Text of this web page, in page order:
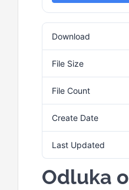
Download
File Size
File Count
Create Date
Last Updated
Odluka o